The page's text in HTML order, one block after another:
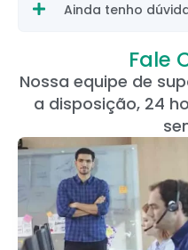
Ainda tenho
Fale
Nossa equipe de
a disposição, 24